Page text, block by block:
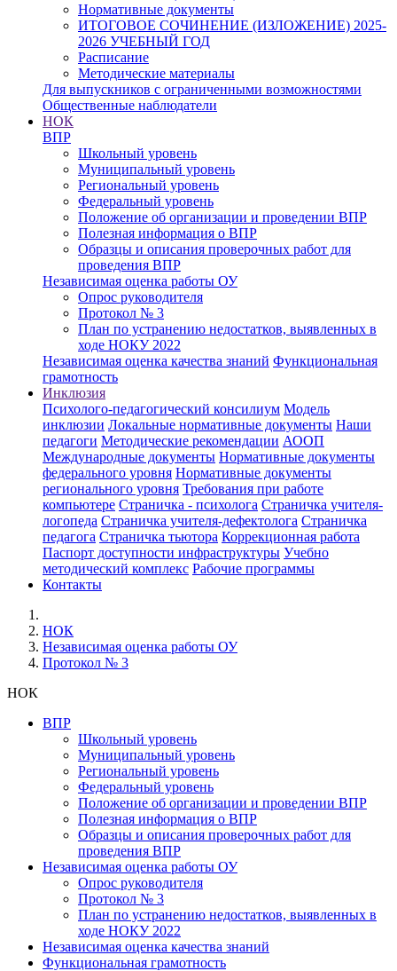
Нормативные документы
ИТОГОВОЕ СОЧИНЕНИЕ (ИЗЛОЖЕНИЕ) 2025-
2026 УЧЕБНЫЙ ГОД
Расписание
Методические материалы
Для выпускников с ограниченными возможностями
Общественные наблюдатели
НОК
ВПР
Школьный уровень
Муниципальный уровень
Региональный уровень
Федеральный уровень
Положение об организации и проведении ВПР
Полезная информация о ВПР
Образцы и описания проверочных работ для
проведения ВПР
Независимая оценка работы ОУ
Опрос руководителя
Протокол № 3
План по устранению недостатков, выявленных в
ходе НОКУ 2022
Независимая оценка качества знаний Функциональная
грамотность
Инклюзия
Психолого-педагогический консилиум Модель
инклюзии Локальные нормативные документы Наши
педагоги Методические рекомендации АООП
Международные документы Нормативные документы
федерального уровня Нормативные документы
регионального уровня Требования при работе
компьютере Страничка - психолога Страничка учителя-
логопеда Страничка учителя-дефектолога Страничка
педагога Страничка тьютора Коррекционная работа
Паспорт доступности инфраструктуры Учебно
методический комплекс Рабочие программы
Контакты
НОК
Независимая оценка работы ОУ
Протокол № 3
НОК
ВПР
Школьный уровень
Муниципальный уровень
Региональный уровень
Федеральный уровень
Положение об организации и проведении ВПР
Полезная информация о ВПР
Образцы и описания проверочных работ для
проведения ВПР
Независимая оценка работы ОУ
Опрос руководителя
Протокол № 3
План по устранению недостатков, выявленных в
ходе НОКУ 2022
Независимая оценка качества знаний
Функциональная грамотность